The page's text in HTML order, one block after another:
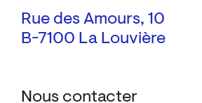
Rue des Amours, 10
B-7100 La Louvière
Nous contacter